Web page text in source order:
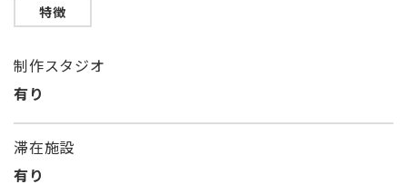
特徴
制作スタジオ
有り
滞在施設
有り